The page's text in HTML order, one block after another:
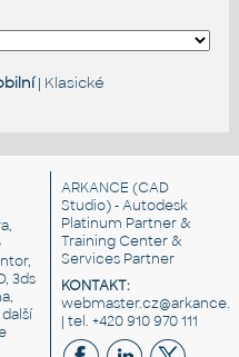
| Klasické
3ds
ARKANCE (CAD
Studio) - Autodesk
Platinum Partner &
Training Center &
Services Partner
KONTAKT:
| tel. +420 910 970 111